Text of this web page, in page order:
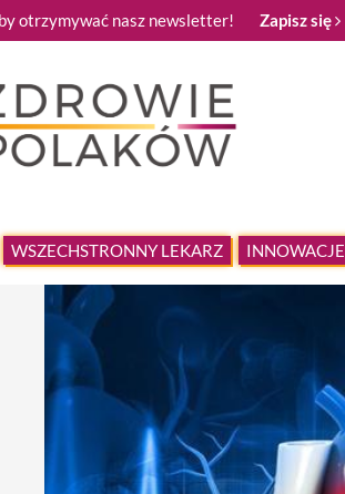
otrzymywać nasz newsletter! Zapisz się
WSZECHSTRONNY LEKARZ INNOWACJE